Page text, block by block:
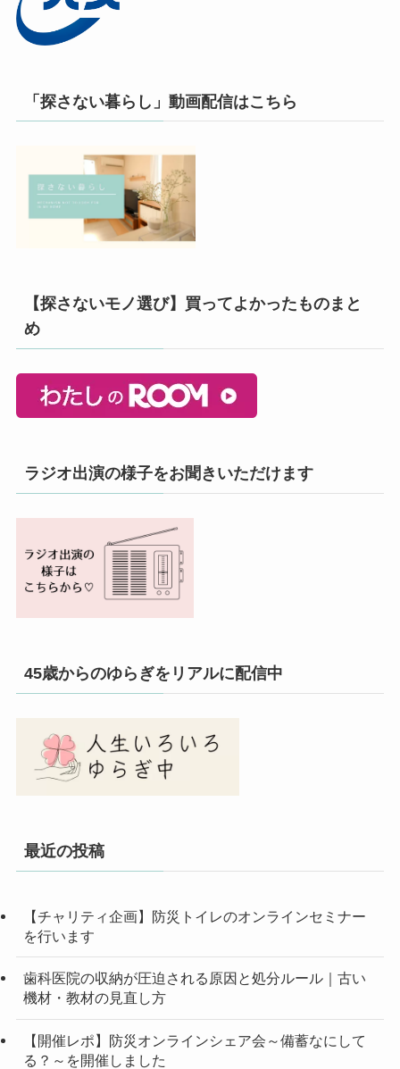
「探さない暮らし」動画配信はこちら
【探さないモノ選び】買ってよかったものまと
め
ラジオ出演の様子をお聞きいただけます
45歳からのゆらぎをリアルに配信中
最近の投稿
【チャリティ企画】防災トイレのオンラインセミナー
を行います
歯科医院の収納が圧迫される原因と処分ルール｜古い
機材・教材の見直し方
【開催レポ】防災オンラインシェア会～備蓄なにして
る？～を開催しました